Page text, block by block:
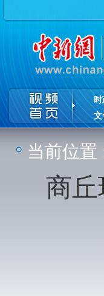
时
文
当前位置
商